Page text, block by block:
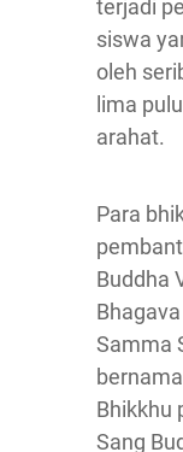
terjadi
siswa
oleh
lima
arahat.
Para
Buddha
Samma
Bhikkhu
Sang